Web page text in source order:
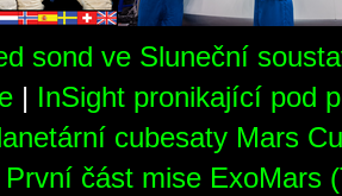
sond ve Sluneční
InSight pronikající pod
cubesaty Mars
První část mise ExoMars